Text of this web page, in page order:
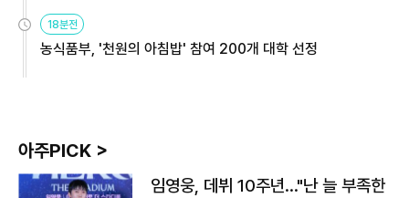
원
18분전
농식품부, '천원의 아침밥' 참여 200개 대학 선정
아주PICK >
임영웅, 데뷔 10주년…"난 늘 부족한